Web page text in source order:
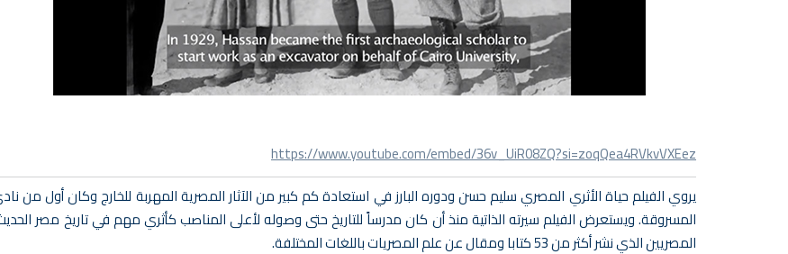
https://www.youtube.com/embed/36v_UiR08ZQ?si=zoqQea4RVkvVXEez
يروي الفيلم حياة الأثري المصري سليم حسن ودوره البارز في استعادة كم كبير من الآثار المصرية المهربة للخارج وكان أول
المسروقة. ويستعرض الفيلم سيرته الذاتية منذ أن كان مدرساً للتاريخ حتى وصوله لأعلى المناصب كأثري مهم في تاريخ مصر
المصريين الذي نشر أكثر من 53 كتابا ومقال عن علم المصريات باللغات المختلفة.